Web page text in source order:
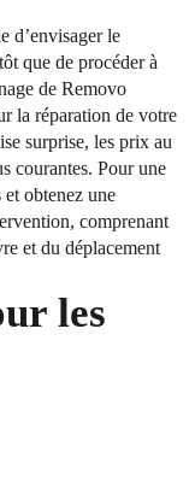
d’envisager le
que de procéder à
de Removo
la réparation de votre
surprise, les prix au
courantes. Pour une
obtenez une
comprenant
et du déplacement
les